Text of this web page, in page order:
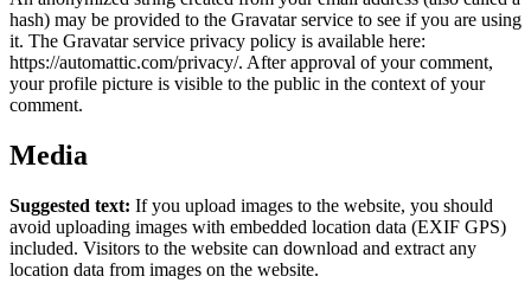
hash) may be provided to the Gravatar service to see if you are using
it. The Gravatar service privacy policy is available here:
https://automattic.com/privacy/. After approval of your comment,
your profile picture is visible to the public in the context of your
comment.
Media
Suggested text: If you upload images to the website, you should
avoid uploading images with embedded location data (EXIF GPS)
included. Visitors to the website can download and extract any
location data from images on the website.